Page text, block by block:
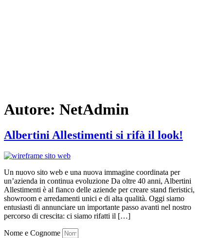
Autore: NetAdmin
Albertini Allestimenti si rifà il look!
Un nuovo sito web e una nuova immagine coordinata per
un’azienda in continua evoluzione Da oltre 40 anni, Albertini
Allestimenti è al fianco delle aziende per creare stand fieristici,
showroom e arredamenti unici e di alta qualità. Oggi siamo
entusiasti di annunciare un importante passo avanti nel nostro
percorso di crescita: ci siamo rifatti il […]
Nome e Cognome